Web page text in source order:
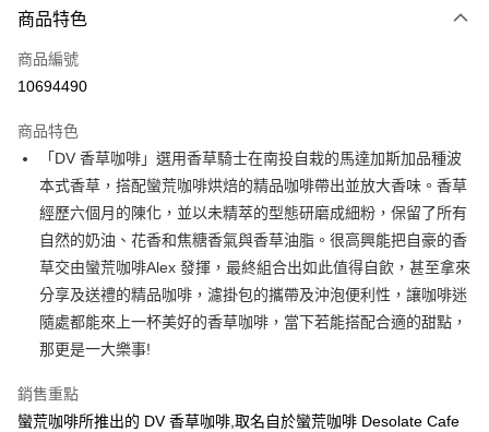
信用卡一次付款
超商取貨付款
Apple Pay
Google Pay
ATM付款
運送方式
全家取貨付款
每筆NT$65，滿NT$1,200(含以上)免運費
7-11取貨付款
每筆NT$65，滿NT$1,200(含以上)免運費
商品特色
商品編號
10694490
商品特色
「DV 香草咖啡」選用香草騎士在南投自栽的馬達加斯加品種波
本式香草，搭配蠻荒咖啡烘焙的精品咖啡帶出並放大香味。香草
經歷六個月的陳化，並以未精萃的型態研磨成細粉，保留了所有
自然的奶油、花香和焦糖香氣與香草油脂。很高興能把自豪的香
草交由蠻荒咖啡Alex 發揮，最終組合出如此值得自飲，甚至拿來
分享及送禮的精品咖啡，濾掛包的攜帶及沖泡便利性，讓咖啡迷
隨處都能來上一杯美好的香草咖啡，當下若能搭配合適的甜點，
那更是一大樂事!
銷售重點
蠻荒咖啡所推出的 DV 香草咖啡,取名自於蠻荒咖啡 Desolate Cafe